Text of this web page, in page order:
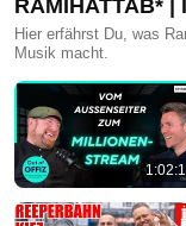
RAMIHATTAB* |
Hier erfährst Du, was
Musik macht.